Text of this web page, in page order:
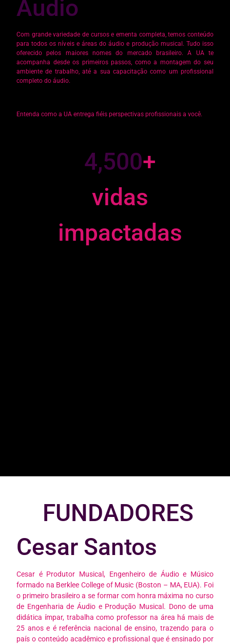
Áudio
Com grande variedade de cursos e ementa completa, temos conteúdo
para todos os níveis e áreas do áudio e produção musical. Tudo isso
oferecido pelos maiores nomes do mercado brasileiro. A UA te
acompanha desde os primeiros passos, como a montagem do seu
ambiente de trabalho, até a sua capacitação como um profissional
completo do áudio.
Entenda como a UA entrega fiéis perspectivas profissionais a você.
4,500+
vidas
impactadas
FUNDADORES
Cesar Santos
Cesar é Produtor Musical, Engenheiro de Áudio e Músico
formado na Berklee College of Music (Boston – MA, EUA). Foi
o primeiro brasileiro a se formar com honra máxima no curso
de Engenharia de Áudio e Produção Musical. Dono de uma
didática ímpar, trabalha como professor na área há mais de
25 anos e é referência nacional de ensino, trazendo para o
país o conteúdo acadêmico e profissional que é ensinado por